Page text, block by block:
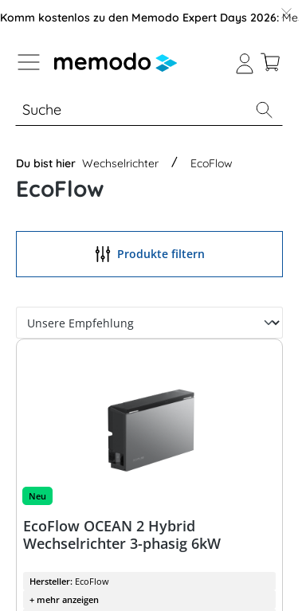
der B2B-Plattform springen
Komm kostenlos zu den Memodo Expert Days 2026:
% Sale Module Wechselrichter
Du bist hier Wechselrichter EcoFlow
EcoFlow
Produkte filtern
Neu
EcoFlow OCEAN 2 Hybrid
Wechselrichter 3-phasig 6kW
Hersteller: EcoFlow
+ mehr anzeigen